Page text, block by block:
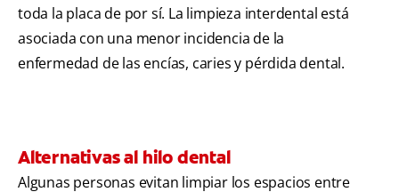
toda la placa de por sí. La limpieza interdental está
asociada con una menor incidencia de la
enfermedad de las encías, caries y pérdida dental.
Alternativas al hilo dental
Algunas personas evitan limpiar los espacios entre